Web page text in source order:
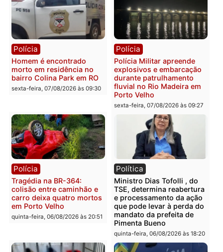
2 MILHÕES – Unnesa
apresenta documentos
que comprovam
transparência e legalidade
na operação alvo da PF
sexta-feira, 07/08/2026 às 12:24
Polícia Federal apreende
400 quilos de drogas e
prende motorista em RO
sexta-feira, 07/08/2026 às
Polícia
Casal é preso pela PRF
com mais de 72 quilos de
mercúrio escondidos em
estepe em Porto Velho
sexta-feira, 07/08/2026 às 09:38
Polícia
Polícia Civil deflagra
operação contra facção
criminosa que atacava
provedores de internet
Rondônia
sexta-feira, 07/08/2026 às